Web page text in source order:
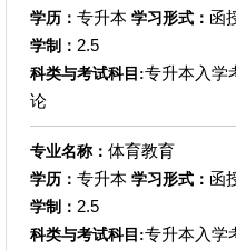
学历： 专升本 学习形式： 函
学制： 2.5
科类与考试科目:专升本入学
论
专业名称： 体育教育
学历： 专升本 学习形式： 函
学制： 2.5
科类与考试科目:专升本入学